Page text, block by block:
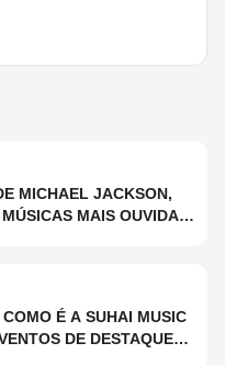
MICHAEL JACKSON,
MAIS OUVIDAS
É A SUHAI MUSIC
DE DESTAQUE